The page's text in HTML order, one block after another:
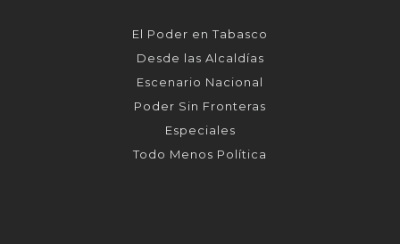
El Poder en Tabasco
Desde las Alcaldías
Escenario Nacional
Poder Sin Fronteras
Especiales
Todo Menos Política